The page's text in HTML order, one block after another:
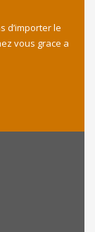
d’importer le
vous grace a